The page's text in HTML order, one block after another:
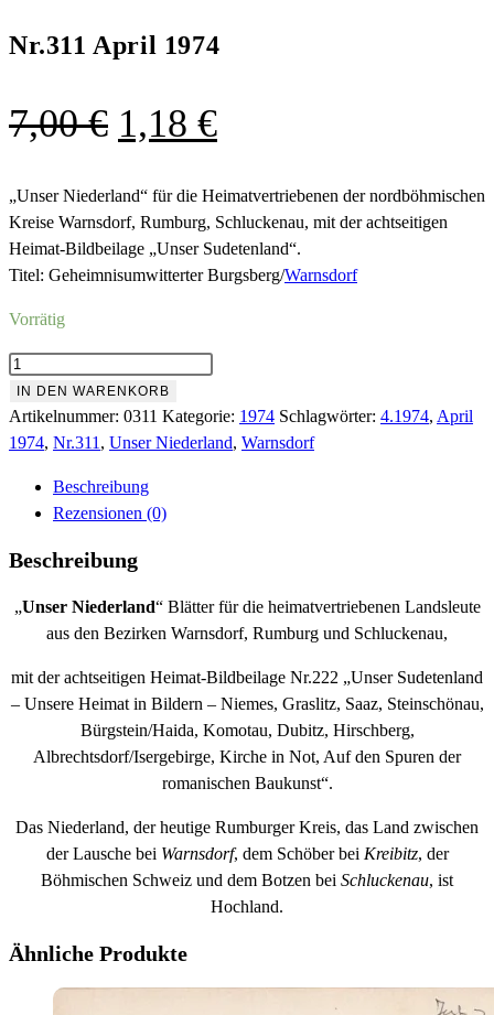
Nr.311 April 1974
7,00€ Ursprünglicher
war:
7,00 €
1,18 €Aktueller
ist:
1,18 €.
„Unser Niederland“ für die Heimatvertriebenen der nordböhmischen
Kreise Warnsdorf, Rumburg, Schluckenau, mit der achtseitigen
Heimat-Bildbeilage „Unser Sudetenland“.
Titel: Geheimnisumwitterter Burgsberg/Warnsdorf
Vorrätig
Nr.311
April
1974
Menge
IN DEN WARENKORB
Artikelnummer: 0311 Kategorie: 1974 Schlagwörter: 4.1974, April
1974, Nr.311 , Unser Niederland, Warnsdorf
Beschreibung
Rezensionen (0)
Beschreibung
„Unser Niederland“ Blätter für die heimatvertriebenen Landsleute
aus den Bezirken Warnsdorf, Rumburg und Schluckenau,
mit der achtseitigen Heimat-Bildbeilage Nr.222 „Unser Sudetenland
– Unsere Heimat in Bildern – Niemes, Graslitz, Saaz, Steinschönau,
Bürgstein/Haida, Komotau, Dubitz, Hirschberg,
Albrechtsdorf/Isergebirge, Kirche in Not, Auf den Spuren der
romanischen Baukunst“.
Das Niederland, der heutige Rumburger Kreis, das Land zwischen
der Lausche bei Warnsdorf, dem Schöber bei Kreibitz, der
Böhmischen Schweiz und dem Botzen bei Schluckenau, ist
Hochland.
Ähnliche Produkte